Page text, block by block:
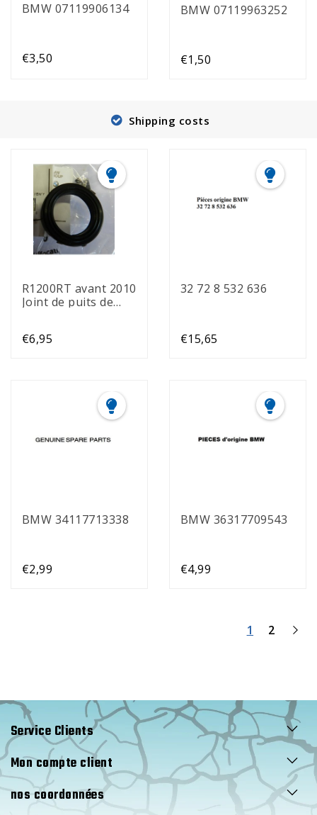
BMW 07119906134
€3,50
BMW 07119963252
€1,50
Shipping costs
R1200RT avant 2010
Joint de puits de
€6,95
32 72 8 532 636
€15,65
BMW 34117713338
€2,99
BMW 36317709543
€4,99
1 2
Service Clients
Mon compte client
nos coordonnées